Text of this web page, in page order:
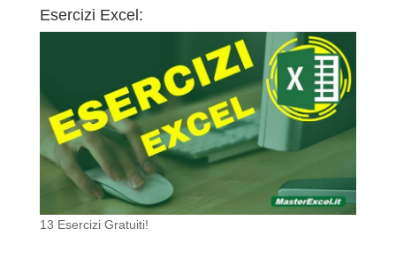
Esercizi Excel:
13 Esercizi Gratuiti!